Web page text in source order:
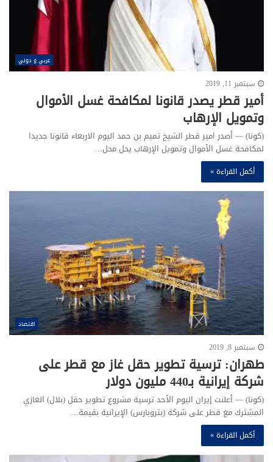
عربي و دولي
سبتمبر 11, 2019
أمير قطر يصدر قانونا لمكافحة غسل الأموال
وتمويل الإرهاب
(كونا) — أصدر امير قطر الشيخ تميم بن حمد اليوم الاربعاء قانونا جديدا
لمكافحة غسل الأموال وتمويل الإرهاب يحل محل…
أكمل القراءة »
اقتصاد
سبتمبر 8, 2019
طهران: ترسية تطوير حقل غاز مع قطر على
شركة إيرانية بـ440 مليون دولار
(كونا) — أعلنت إيران اليوم الأحد ترسية مشروع تطوير حقل (بلال) الغازي
المشترك مع قطر على شركة (بتروبارس) الإيرانية بقيمة…
أكمل القراءة »